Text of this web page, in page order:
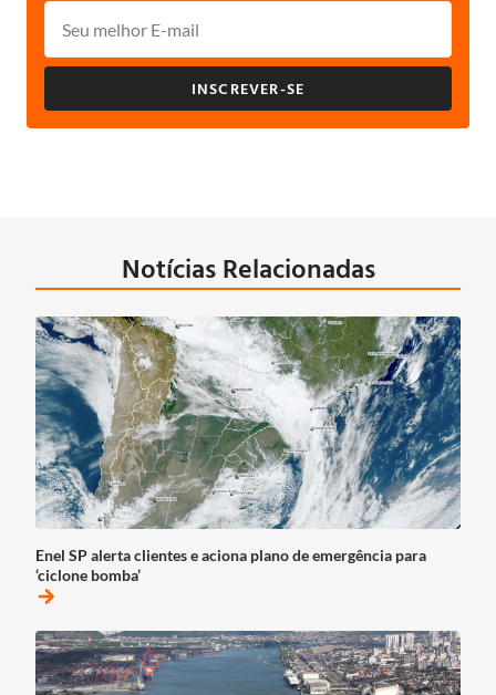
INSCREVER-SE
Notícias Relacionadas
Enel SP alerta clientes e aciona plano de emergência para
‘ciclone bomba’
arrow_forward